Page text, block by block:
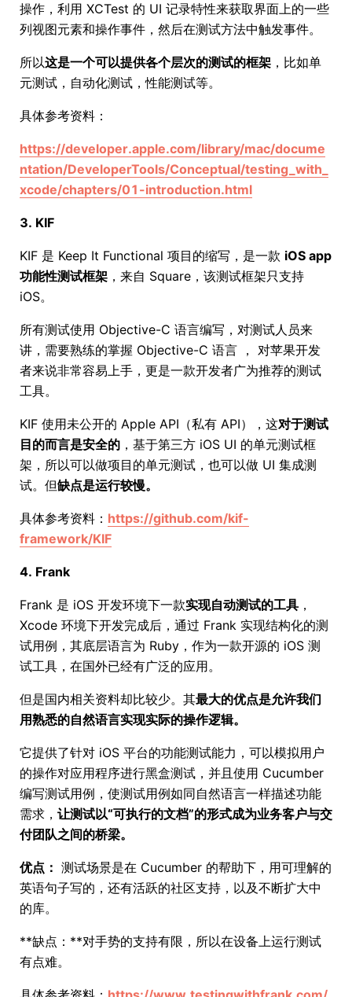
操作，利用 XCTest 的 UI 记录特性来获取界面上的一些
列视图元素和操作事件，然后在测试方法中触发事件。
所以这是一个可以提供各个层次的测试的框架 ，比如单
元测试，自动化测试，性能测试等。
具体参考资料：
https://developer.apple.com/library/mac/docume
ntation/DeveloperTools/Conceptual/testing_with_
xcode/chapters/01-introduction.html
3. KIF
KIF 是 Keep It Functional 项目的缩写，是一款 iOS app
功能性测试框架 ，来自 Square，该测试框架只支持
iOS。
所有测试使用 Objective-C 语言编写，对测试人员来
讲，需要熟练的掌握 Objective-C 语言 ， 对苹果开发
者来说非常容易上手，更是一款开发者广为推荐的测试
工具。
KIF 使用未公开的 Apple API（私有 API），这对于测试
目的而言是安全的 ，基于第三方 iOS UI 的单元测试框
架，所以可以做项目的单元测试，也可以做 UI 集成测
试。但缺点是运行较慢。
具体参考资料： https://github.com/kif-
framework/KIF
4. Frank
Frank 是 iOS 开发环境下一款实现自动测试的工具 ，
Xcode 环境下开发完成后，通过 Frank 实现结构化的测
试用例，其底层语言为 Ruby，作为一款开源的 iOS 测
试工具，在国外已经有广泛的应用。
但是国内相关资料却比较少。其最大的优点是允许我们
用熟悉的自然语言实现实际的操作逻辑。
它提供了针对 iOS 平台的功能测试能力，可以模拟用户
的操作对应用程序进行黑盒测试，并且使用 Cucumber
编写测试用例，使测试用例如同自然语言一样描述功能
需求， 让测试以“可执行的文档”的形式成为业务客户与交
付团队之间的桥梁。
优点： 测试场景是在 Cucumber 的帮助下，用可理解的
英语句子写的，还有活跃的社区支持，以及不断扩大中
的库。
**缺点：**对手势的支持有限，所以在设备上运行测试
有点难。